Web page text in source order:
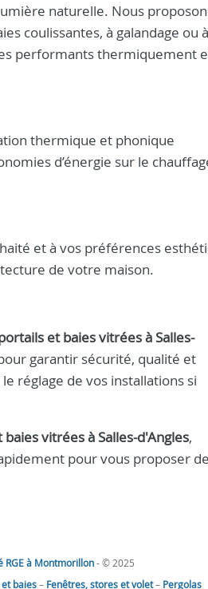
naturelle. Nous
coulissantes, à galandage ou à
performants thermiquement
thermique et phonique
d’énergie sur le
et à vos préférences
de votre maison.
et baies vitrées à Salles-
garantir sécurité, qualité et
réglage de vos installations si
vitrées à Salles-d'Angles,
pour vous proposer
RGE à Montmorillon- © 2025
baies– Fenêtres, stores et volet– Pergolas